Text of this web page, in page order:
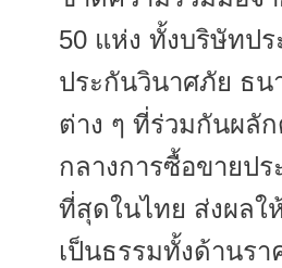
50 แห่ง ทั้งบริษัทป
ประกันวินาศภัย ธน
ต่าง ๆ ที่ร่วมกันผลั
กลางการซื้อขายป
ที่สุดในไทย ส่งผลใ
เป็นธรรมทั้งด้านร